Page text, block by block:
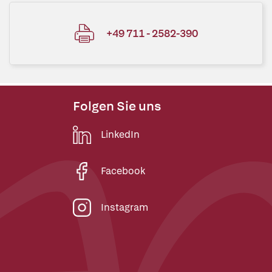
+49 711 - 2582-390
Folgen Sie uns
LinkedIn
Facebook
Instagram